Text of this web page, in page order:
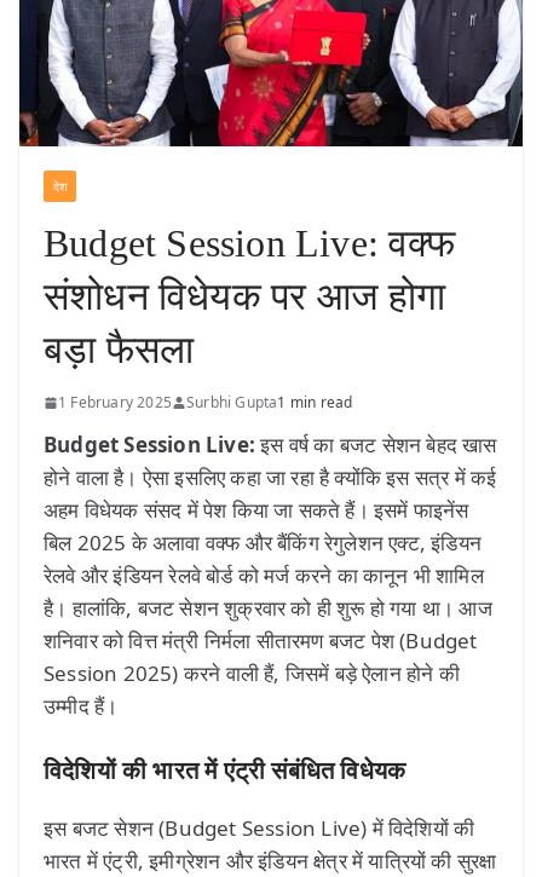
देश
Budget Session Live: वक्फ
संशोधन विधेयक पर आज होगा
बड़ा फैसला
1 February 2025 Surbhi Gupta1 min read
Budget Session Live:इस वर्ष का बजट सेशन बेहद खास
होने वाला है। ऐसा इसलिए कहा जा रहा है क्योंकि इस सत्र में कई
अहम विधेयक संसद में पेश किया जा सकते हैं। इसमें फाइनेंस
बिल 2025 के अलावा वक्फ और बैंकिंग रेगुलेशन एक्ट, इंडियन
रेलवे और इंडियन रेलवे बोर्ड को मर्ज करने का कानून भी शामिल
है। हालांकि, बजट सेशन शुक्रवार को ही शुरू हो गया था। आज
शनिवार को वित्त मंत्री निर्मला सीतारमण बजट पेश (Budget
Session 2025) करने वाली हैं, जिसमें बड़े ऐलान होने की
उम्मीद हैं।
विदेशियों की भारत में एंट्री संबंधित विधेयक
इस बजट सेशन (Budget Session Live) में विदेशियों की
भारत में एंट्री, इमीग्रेशन और इंडियन क्षेत्र में यात्रियों की सुरक्षा